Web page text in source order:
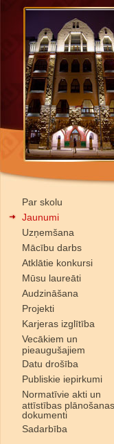
Par skolu
Jaunumi
Uzņemšana
Mācību darbs
Atklātie konkursi
Mūsu laureāti
Audzināšana
Projekti
Karjeras izglītība
Vecākiem un
pieaugušajiem
Datu drošība
Publiskie iepirkumi
Normatīvie akti un
attīstības plānošanas
dokumenti
Sadarbība